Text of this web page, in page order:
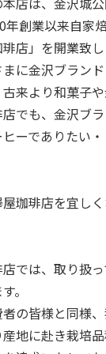
年創業以来自家
店」を開業致
に金沢ブラン
来より和菓子
でも、金沢ブ
ーでありたい
珈琲店を宜しく
では、取り扱
。
の皆様と同様
地に赴き栽培